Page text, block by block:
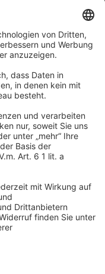
einer der größten